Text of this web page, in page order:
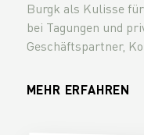
Burgk als Kulisse
bei Tagungen und
Geschäftspartner,
MEHR ERFAHREN